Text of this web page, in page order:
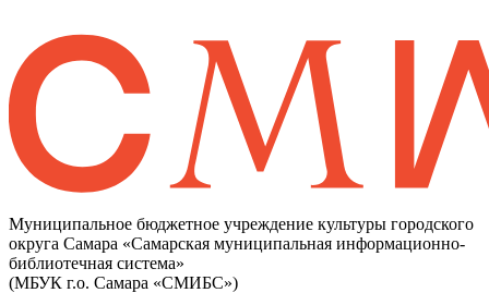
Муниципальное бюджетное учреждение культуры городского
округа Самара «Самарская муниципальная информационно-
библиотечная система»
(МБУК г.о. Самара «СМИБС»)